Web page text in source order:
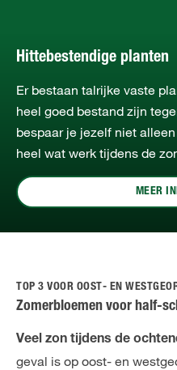
Hittebestendige planten
Er bestaan talrijke vaste
heel goed bestand zijn
bespaar je jezelf niet
heel wat werk tijdens de
MEER
TOP 3 VOOR OOST- EN
Zomerbloemen voor half-
Veel zon tijdens de
geval is op oost- en